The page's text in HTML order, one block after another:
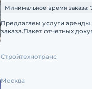
Минимальное время заказа:
Предлагаем услуги
заказа.Пакет отчетных
Стройтехнотранс
Москва